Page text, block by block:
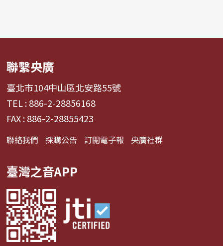
聯繫央廣
臺北市104中山區北安路55號
TEL : 886-2-28856168
FAX : 886-2-28855423
聯絡我們 採購公告 訂閱電子報 央廣社群
臺灣之音APP